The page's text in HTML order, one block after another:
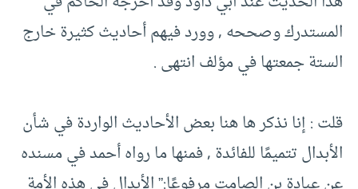
المستدرك وصححه , وورد فيهم أحاديث كثيرة خارج
الستة جمعتها في مؤلف انتهى .
‏قلت : إنا نذكر ها هنا بعض الأحاديث الواردة في شأن
الأبدال تتميمًا للفائدة , فمنها ما رواه أحمد في مسنده